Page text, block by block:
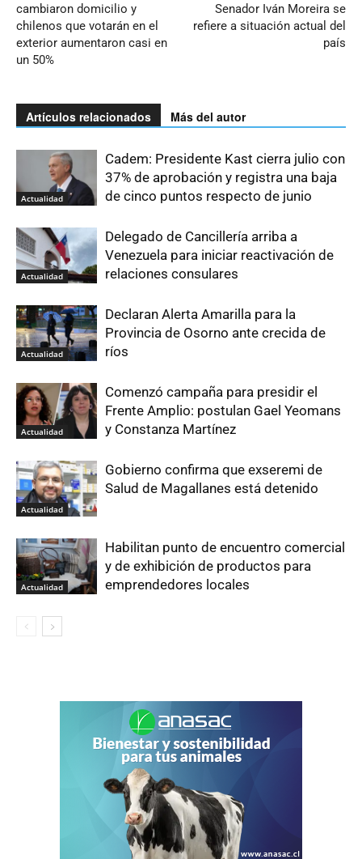
cambiaron domicilio y
chilenos que votarán en el
exterior aumentaron casi en
un 50%
Senador Iván Moreira se
refiere a situación actual del
país
Artículos relacionados Más del autor
Actualidad
Cadem: Presidente Kast cierra julio con
37% de aprobación y registra una baja
de cinco puntos respecto de junio
Actualidad
Delegado de Cancillería arriba a
Venezuela para iniciar reactivación de
relaciones consulares
Actualidad
Declaran Alerta Amarilla para la
Provincia de Osorno ante crecida de
ríos
Actualidad
Comenzó campaña para presidir el
Frente Amplio: postulan Gael Yeomans
y Constanza Martínez
Actualidad
Gobierno confirma que exseremi de
Salud de Magallanes está detenido
Actualidad
Habilitan punto de encuentro comercial
y de exhibición de productos para
emprendedores locales